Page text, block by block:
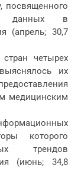
посвященного
данных в
(апрель; 30,7
четырех
их
медицинским
которого
трендов
(июнь; 34,8